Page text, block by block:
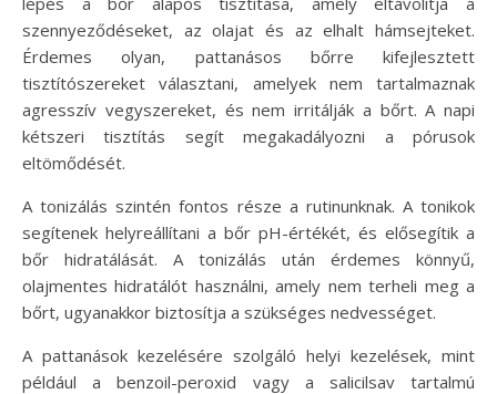
szennyeződéseket, az olajat és az elhalt hámsejteket.
Érdemes olyan, pattanásos bőrre kifejlesztett
tisztítószereket választani, amelyek nem tartalmaznak
agresszív vegyszereket, és nem irritálják a bőrt. A napi
kétszeri tisztítás segít megakadályozni a pórusok
eltömődését.
A tonizálás szintén fontos része a rutinunknak. A tonikok
segítenek helyreállítani a bőr pH-értékét, és elősegítik a
bőr hidratálását. A tonizálás után érdemes könnyű,
olajmentes hidratálót használni, amely nem terheli meg a
bőrt, ugyanakkor biztosítja a szükséges nedvességet.
A pattanások kezelésére szolgáló helyi kezelések, mint
például a benzoil-peroxid vagy a salicilsav tartalmú